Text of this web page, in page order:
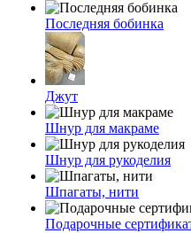
Последняя бобинка
Джут
Шнур для макраме
Шнур для рукоделия
Шпагаты, нити
Подарочные